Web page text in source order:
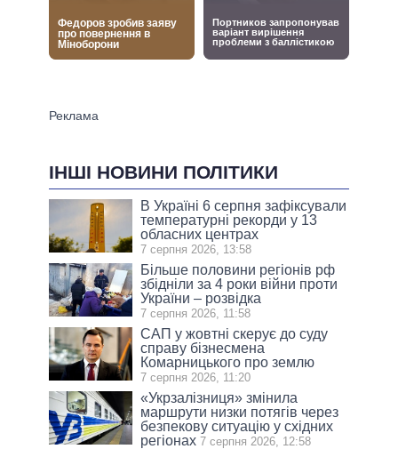
ІНШІ НОВИНИ ПОЛІТИКИ
В Україні 6 серпня зафіксували
температурні рекорди у 13
обласних центрах
7 серпня 2026, 13:58
Більше половини регіонів рф
збідніли за 4 роки війни проти
України – розвідка
7 серпня 2026, 11:58
САП у жовтні скерує до суду
справу бізнесмена
Комарницького про землю
7 серпня 2026, 11:20
«Укрзалізниця» змінила
маршрути низки потягів через
безпекову ситуацію у східних
регіонах 7 серпня 2026, 12:58